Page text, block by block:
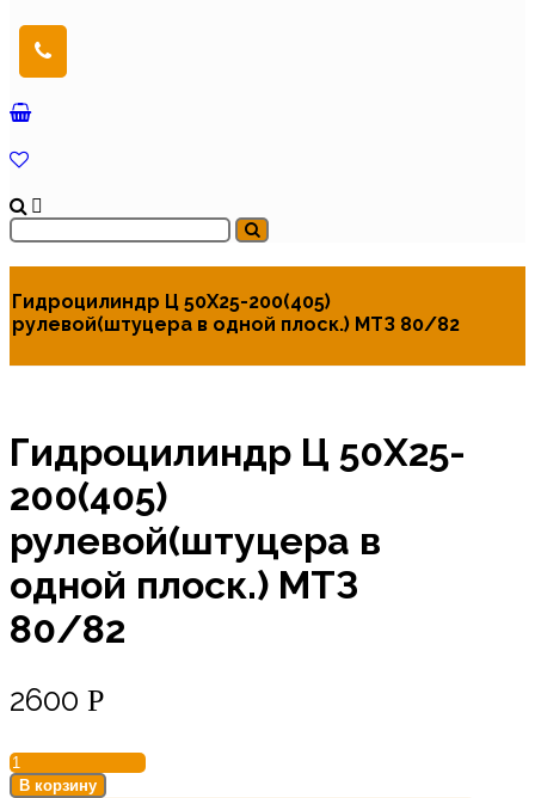
Гидроцилиндр Ц 50Х25-200(405)
рулевой(штуцера в одной плоск.) МТЗ 80/82
Гидроцилиндр Ц 50Х25-
200(405)
рулевой(штуцера в
одной плоск.) МТЗ
80/82
2600 Р
Количество
товара
В корзину